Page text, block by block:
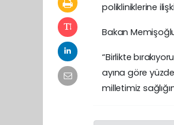
polikliniklerine
Bakan
“Birlikte
ayına göre
milletimiz